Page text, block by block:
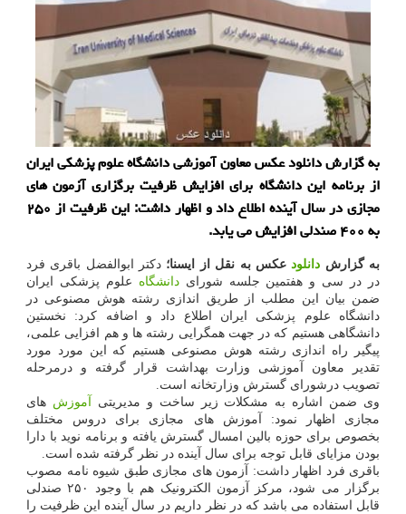
به گزارش دانلود عکس معاون آموزشی دانشگاه علوم پزشکی ایران
از برنامه این دانشگاه برای افزایش ظرفیت برگزاری آزمون های
مجازی در سال آینده اطلاع داد و اظهار داشت: این ظرفیت از ۲۵۰
به ۴۰۰ صندلی افزایش می یابد.
به گزارش دانلودعکس به نقل از ایسنا؛ دکتر ابوالفضل باقری فرد
در در سی و هفتمین جلسه شورایدانشگاه علوم پزشکی ایران
ضمن بیان این مطلب از طریق اندازی رشته هوش مصنوعی در
دانشگاه علوم پزشکی ایران اطلاع داد و اضافه کرد: نخستین
دانشگاهی هستیم که در جهت همگرایی رشته ها و هم افزایی علمی،
پیگیر راه اندازی رشته هوش مصنوعی هستیم که این مورد مورد
تقدیر معاون آموزشی وزارت بهداشت قرار گرفته و درمرحله
تصویب درشورای گسترش وزارتخانه است.
وی ضمن اشاره به مشکلات زیر ساخت و مدیریتی
آموزش های
مجازی اظهار نمود: آموزش های مجازی برای دروس مختلف
بخصوص برای حوزه بالین امسال گسترش یافته و برنامه نوید با دارا
بودن مزایای قابل توجه برای سال آینده در نظر گرفته شده است.
باقری فرد اظهار داشت: آزمون های مجازی طبق شیوه نامه مصوب
برگزار می شود، مرکز آزمون الکترونیک هم با وجود ۲۵۰ صندلی
قابل استفاده می باشد که در نظر داریم در سال آینده این ظرفیت را